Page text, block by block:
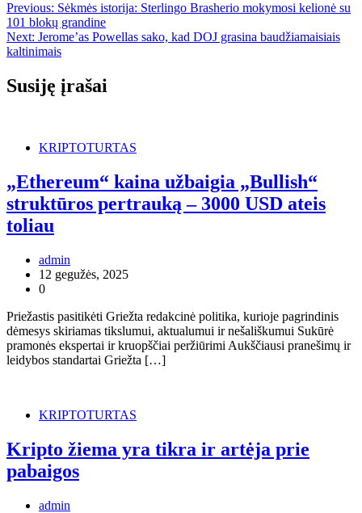
Previous: Sėkmės istorija: Sterlingo Brasherio mokymosi kelionė su
101 blokų grandine
Next: Jerome’as Powellas sako, kad DOJ grasina baudžiamaisiais
kaltinimais
Susiję įrašai
KRIPTOTURTAS
„Ethereum“ kaina užbaigia „Bullish“
struktūros pertrauką – 3000 USD ateis
toliau
admin
12 gegužės, 2025
0
Priežastis pasitikėti Griežta redakcinė politika, kurioje pagrindinis
dėmesys skiriamas tikslumui, aktualumui ir nešališkumui Sukūrė
pramonės ekspertai ir kruopščiai peržiūrimi Aukščiausi pranešimų ir
leidybos standartai Griežta […]
KRIPTOTURTAS
Kripto žiema yra tikra ir artėja prie
pabaigos
admin